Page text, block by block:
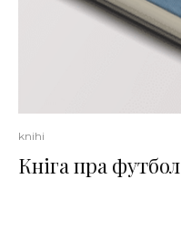
knihi
Кніга пра футбол